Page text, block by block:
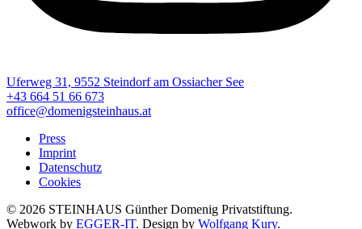
Uferweg 31, 9552 Steindorf am Ossiacher See
+43 664 51 66 673
office@domenigsteinhaus.at
Press
Imprint
Datenschutz
Cookies
© 2026 STEINHAUS Günther Domenig Privatstiftung.
Webwork by EGGER-IT. Design by Wolfgang Kury.